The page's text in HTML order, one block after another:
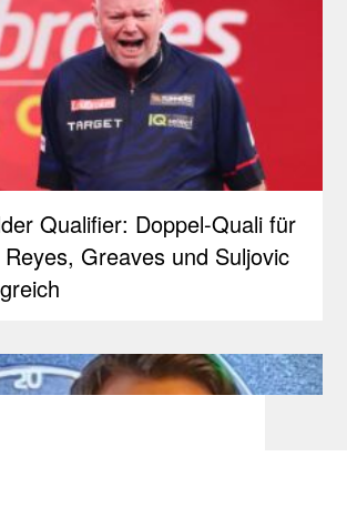
Qualifier: Doppel-Quali für
Greaves und Suljovic